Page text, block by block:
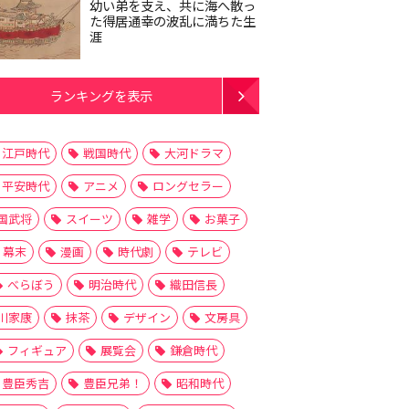
幼い弟を支え、共に海へ散っ
た得居通幸の波乱に満ちた生
涯
ランキングを表示
江戸時代 戦国時代
大河ドラマ
平安時代
アニメ
ロングセラー
武将
スイーツ 雑学
お菓子
幕末
漫画 時代劇
テレビ
べらぼう
明治時代
織田信長
家康
抹茶 デザイン
文房具
フィギュア
展覧会
鎌倉時代
豊臣秀吉
豊臣兄弟！
昭和時代